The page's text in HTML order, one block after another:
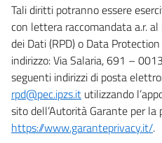
Tali diritti potranno essere
con lettera raccomandata a.r.
dei Dati (RPD) o Data
indirizzo: Via Salaria, 691 –
seguenti indirizzi di posta
rpd@pec.ipzs.it utilizzando
sito dell’Autorità Garante per
https://www.garanteprivacy.it/.